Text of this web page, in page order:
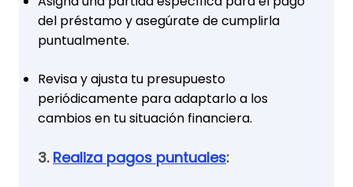
del préstamo y asegúrate de cumplirla
puntualmente.
Revisa y ajusta tu presupuesto
periódicamente para adaptarlo a los
cambios en tu situación financiera.
3. Realiza pagos puntuales: